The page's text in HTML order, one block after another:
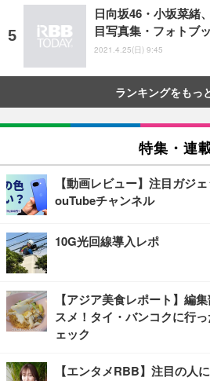
日向坂46・小坂菜
目写真集・フォトブ
2021.4.25(日) 9:45
ランキングをもっ
特集・連
【動画レビュー】注目ガジ
ouTubeチャンネル
10G光回線導入レポ
【アジア美食レポート】編
スメ！タイ・バンコクに行
ェック
【エンタメRBB】注目の人